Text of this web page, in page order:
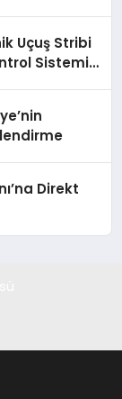
Uçuş Stribi
Sistemini
Direkt